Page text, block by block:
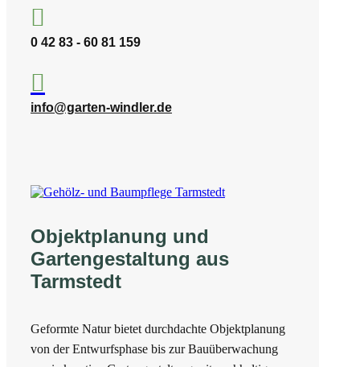

0 42 83 - 60 81 159

info@garten-windler.de
Objektplanung und
Gartengestaltung aus
Tarmstedt
Geformte Natur bietet durchdachte Objektplanung
von der Entwurfsphase bis zur Bauüberwachung